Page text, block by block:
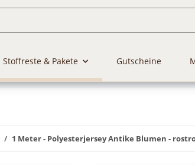
Stoffreste & Pakete Gutscheine
1 Meter - Polyesterjersey Antike Blumen -